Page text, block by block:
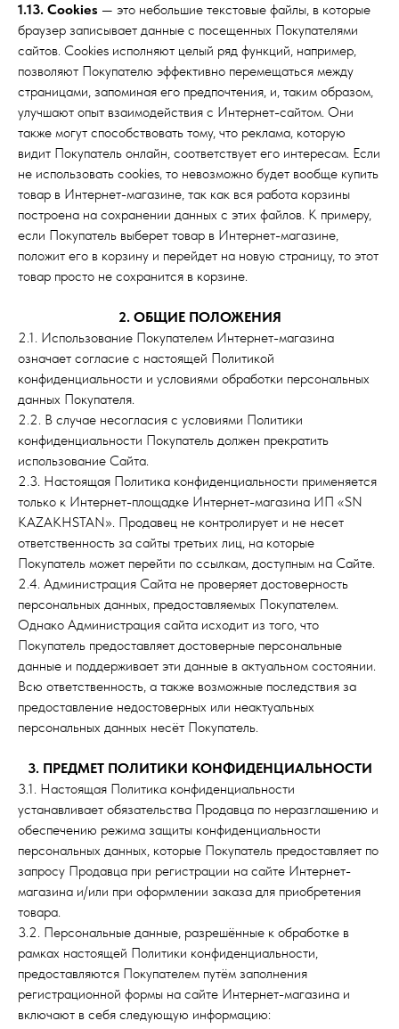
1.13. Cookies — это небольшие текстовые файлы, в которые
браузер записывает данные с посещенных Покупателями
сайтов. Cookies исполняют целый ряд функций, например,
позволяют Покупателю эффективно перемещаться между
страницами, запоминая его предпочтения, и, таким образом,
улучшают опыт взаимодействия с Интернет-сайтом. Они
также могут способствовать тому, что реклама, которую
видит Покупатель онлайн, соответствует его интересам. Если
не использовать cookies, то невозможно будет вообще купить
товар в Интернет-магазине, так как вся работа корзины
построена на сохранении данных с этих файлов. К примеру,
если Покупатель выберет товар в Интернет-магазине,
положит его в корзину и перейдет на новую страницу, то этот
товар просто не сохранится в корзине.
2. ОБЩИЕ ПОЛОЖЕНИЯ
2.1. Использование Покупателем Интернет-магазина
означает согласие с настоящей Политикой
конфиденциальности и условиями обработки персональных
данных Покупателя.
2.2. В случае несогласия с условиями Политики
конфиденциальности Покупатель должен прекратить
использование Сайта.
2.3. Настоящая Политика конфиденциальности применяется
только к Интернет-площадке Интернет-магазина ИП «SN
KAZAKHSTAN». Продавец не контролирует и не несет
ответственность за сайты третьих лиц, на которые
Покупатель может перейти по ссылкам, доступным на Сайте.
2.4. Администрация Сайта не проверяет достоверность
персональных данных, предоставляемых Покупателем.
Однако Администрация сайта исходит из того, что
Покупатель предоставляет достоверные персональные
данные и поддерживает эти данные в актуальном состоянии.
Всю ответственность, а также возможные последствия за
предоставление недостоверных или неактуальных
персональных данных несёт Покупатель.
3. ПРЕДМЕТ ПОЛИТИКИ КОНФИДЕНЦИАЛЬНОСТИ
3.1. Настоящая Политика конфиденциальности
устанавливает обязательства Продавца по неразглашению и
обеспечению режима защиты конфиденциальности
персональных данных, которые Покупатель предоставляет по
запросу Продавца при регистрации на сайте Интернет-
магазина и/или при оформлении заказа для приобретения
товара.
3.2. Персональные данные, разрешённые к обработке в
рамках настоящей Политики конфиденциальности,
предоставляются Покупателем путём заполнения
регистрационной формы на сайте Интернет-магазина и
включают в себя следующую информацию: